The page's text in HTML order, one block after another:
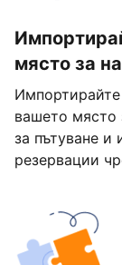
място за
вашето място
за пътуване и
резервации